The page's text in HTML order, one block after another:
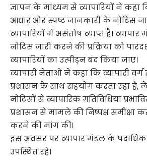
ज्ञापन के माध्यम से व्यापारियों ने कहा
आधार और स्पष्ट जानकारी के नोटिस
व्यापारियों में असंतोष व्याप्त है।
नोटिस जारी करने की प्रक्रिया को
व्यापारियों का उत्पीड़न बंद किया जाए।
व्यापारी नेताओं ने कहा कि व्यापारी
प्रशासन के साथ सहयोग करता रहा
नोटिसों से व्यापारिक गतिविधियां
प्रशासन से मामले की निष्पक्ष समीक्षा
करने की मांग की।
इस अवसर पर व्यापार मंडल के
उपस्थित रहे।